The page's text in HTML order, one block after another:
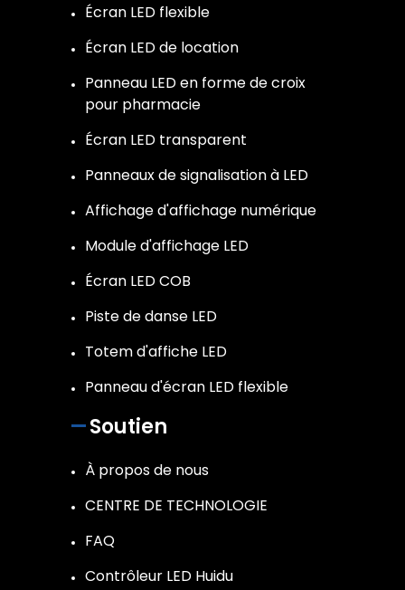
Écran LED flexible
Écran LED de location
Panneau LED en forme de croix
pour pharmacie
Écran LED transparent
Panneaux de signalisation à LED
Affichage d'affichage numérique
Module d'affichage LED
Écran LED COB
Piste de danse LED
Totem d'affiche LED
Panneau d'écran LED flexible
Soutien
À propos de nous
CENTRE DE TECHNOLOGIE
FAQ
Contrôleur LED Huidu